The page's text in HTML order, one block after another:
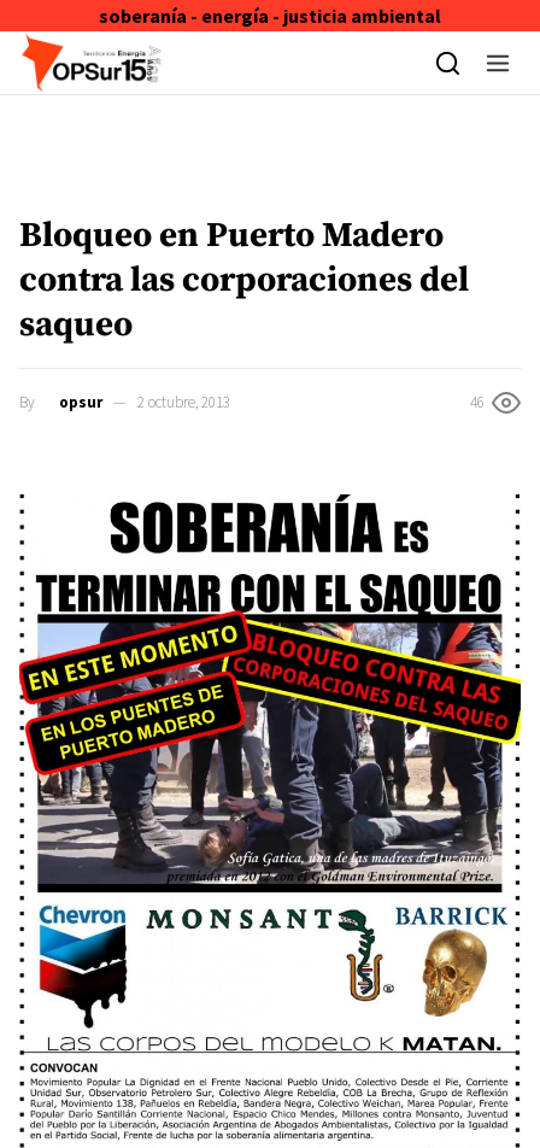
soberanía - energía - justicia ambiental
Skip to content
Bloqueo en Puerto Madero
contra las corporaciones del
saqueo
By opsur 2 octubre, 2013 46